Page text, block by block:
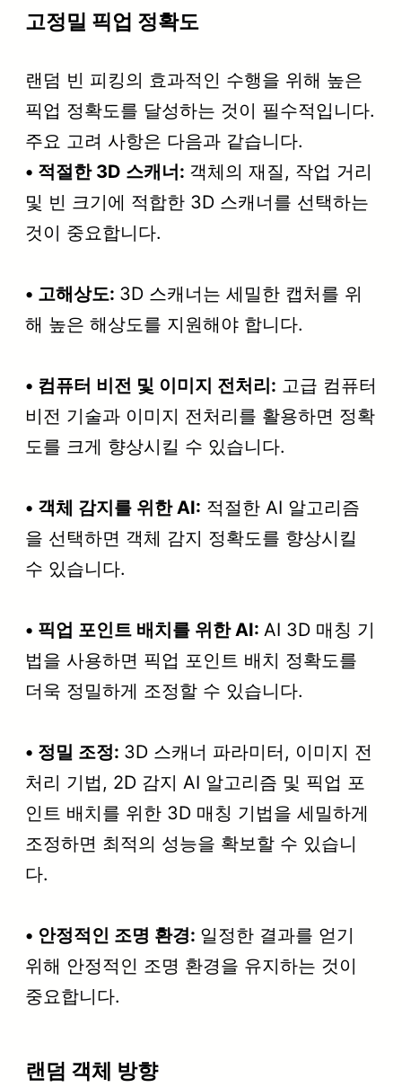
고정밀 픽업 정확도
랜덤 빈 피킹의 효과적인 수행을 위해 높은
픽업 정확도를 달성하는 것이 필수적입니다.
주요 고려 사항은 다음과 같습니다.
• 적절한 3D 스캐너: 객체의 재질, 작업 거리
및 빈 크기에 적합한 3D 스캐너를 선택하는
것이 중요합니다.
• 고해상도: 3D 스캐너는 세밀한 캡처를 위
해 높은 해상도를 지원해야 합니다.
• 컴퓨터 비전 및 이미지 전처리: 고급 컴퓨터
비전 기술과 이미지 전처리를 활용하면 정확
도를 크게 향상시킬 수 있습니다.
• 객체 감지를 위한 AI: 적절한 AI 알고리즘
을 선택하면 객체 감지 정확도를 향상시킬
수 있습니다.
• 픽업 포인트 배치를 위한 AI: AI 3D 매칭 기
법을 사용하면 픽업 포인트 배치 정확도를
더욱 정밀하게 조정할 수 있습니다.
• 정밀 조정: 3D 스캐너 파라미터, 이미지 전
처리 기법, 2D 감지 AI 알고리즘 및 픽업 포
인트 배치를 위한 3D 매칭 기법을 세밀하게
조정하면 최적의 성능을 확보할 수 있습니
다.
• 안정적인 조명 환경: 일정한 결과를 얻기
위해 안정적인 조명 환경을 유지하는 것이
중요합니다.
랜덤 객체 방향